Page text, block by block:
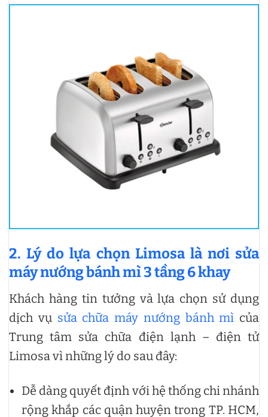
2. Lý do lựa chọn Limosa là nơi sửa
máy nướng bánh mì 3 tầng 6 khay
Khách hàng tin tưởng và lựa chọn sử dụng
dịch vụ sửa chữa máy nướng bánh mì của
Trung tâm sửa chữa điện lạnh – điện tử
Limosa vì những lý do sau đây:
Dễ dàng quyết định với hệ thống chi nhánh
rộng khắp các quận huyện trong TP. HCM,